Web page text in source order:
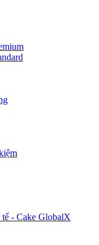
- Cake GlobalX